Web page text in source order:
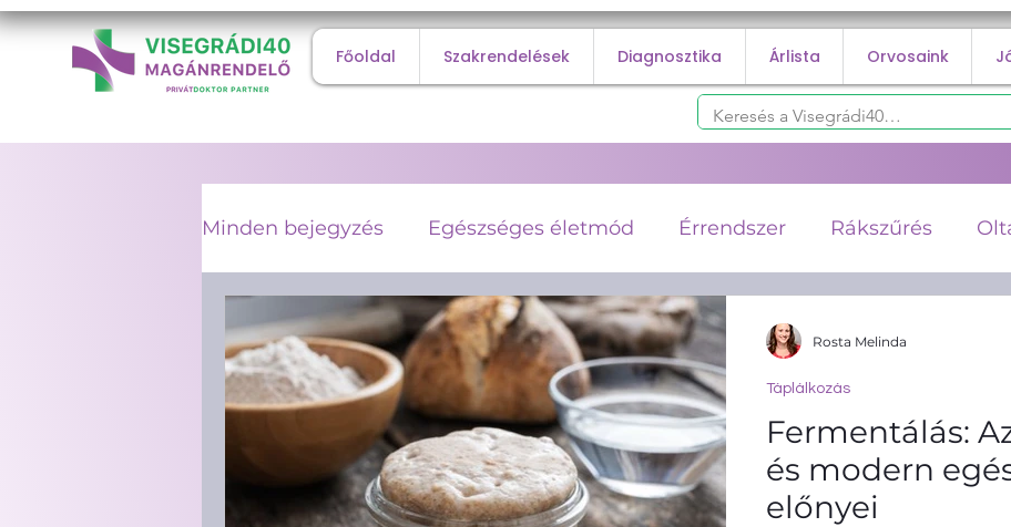
Főoldal Szakrendelések Diagnosztika Árlista Orvosaink
Minden bejegyzés Egészséges életmód Érrendszer Rákszűrés
Diagnosztikai vizsgálatok Diabétesz Infúziós Terápiák
Belgyógyászat Diagnosztika Angiológia Trombózis
Férfi egészség Sport Fogyás Rehabilitáció Táplálkozás
Fermentálás:
és modern
előnyei
Táplálkozás
Rosta Melinda